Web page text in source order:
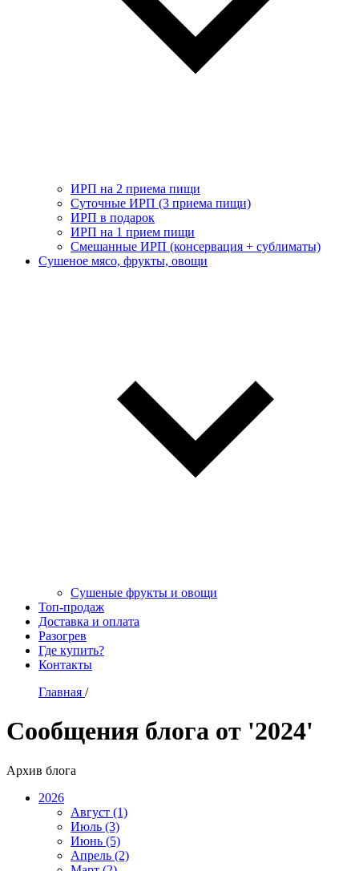
ИРП на 2 приема пищи
Суточные ИРП (3 приема пищи)
ИРП в подарок
ИРП на 1 прием пищи
Смешанные ИРП (консервация + сублиматы)
Сушеное мясо, фрукты, овощи
Сушеные фрукты и овощи
Топ-продаж
Доставка и оплата
Разогрев
Где купить?
Контакты
Главная /
Сообщения блога от '2024'
Архив блога
2026
Август (1)
Июль (3)
Июнь (5)
Апрель (2)